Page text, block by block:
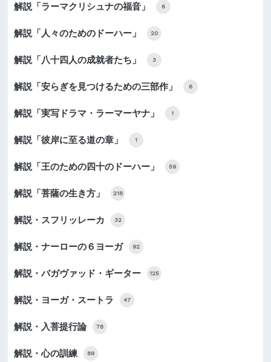
解説「ラーマクリシュナの福音」 6
解説「人々のためのドーハー」 20
解説「八十四人の成就者たち」 3
解説「安らぎを見つけるための三部作」 6
解説「実写ドラマ・ラーマーヤナ」 1
解説「彼岸に至る道の章」 1
解説「王のための四十のドーハー」 59
解説「菩薩の生き方」 218
解説・スフリッレーカ 32
解説・ナーローの６ヨーガ 92
解説・バガヴァッド・ギーター 125
解説・ヨーガ・スートラ 47
解説・入菩提行論 78
解説・心の訓練 89